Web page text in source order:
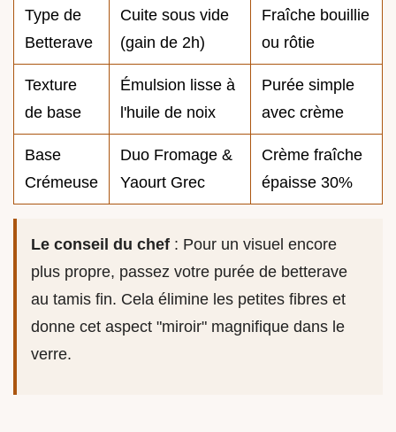
Type de
Betterave
Cuite sous vide
(gain de 2h)
Fraîche bouillie
ou rôtie
Texture
de base
Émulsion lisse à
l'huile de noix
Purée simple
avec crème
Base
Crémeuse
Duo Fromage &
Yaourt Grec
Crème fraîche
épaisse 30%
Le conseil du chef : Pour un visuel encore
plus propre, passez votre purée de betterave
au tamis fin. Cela élimine les petites fibres et
donne cet aspect "miroir" magnifique dans le
verre.